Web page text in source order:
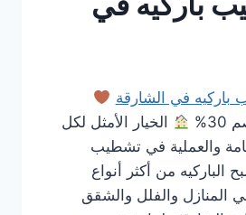
باركيه في الشارقة
الخيار الأمثل لكل
والعملية في تشطيب
الباركيه من أكثر أنواع
المنازل والفلل والشقق